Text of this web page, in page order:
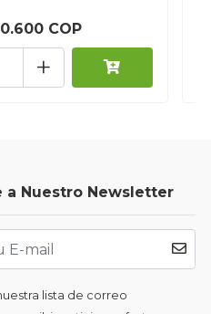
COP
+
a Nuestro Newsletter
lista de correo